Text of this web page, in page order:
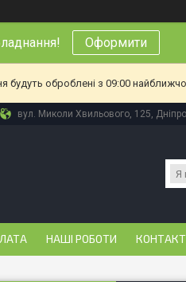
Оформити
оброблені з 09:00
вул. Миколи Хвильового, 125,
НАШІ РОБОТИ